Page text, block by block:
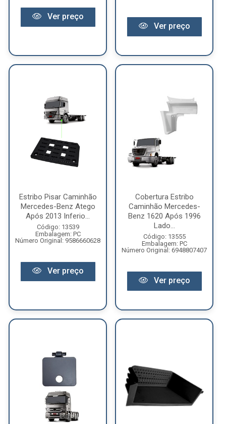
Ver preço
Ver preço
Estribo Pisar Caminhão
Mercedes-Benz Atego
Após 2013 Inferio...
Código: 13539
Embalagem: PC
Número Original: 9586660628
Ver preço
Cobertura Estribo
Caminhão Mercedes-
Benz 1620 Após 1996
Lado...
Código: 13555
Embalagem: PC
Número Original: 6948807407
Ver preço